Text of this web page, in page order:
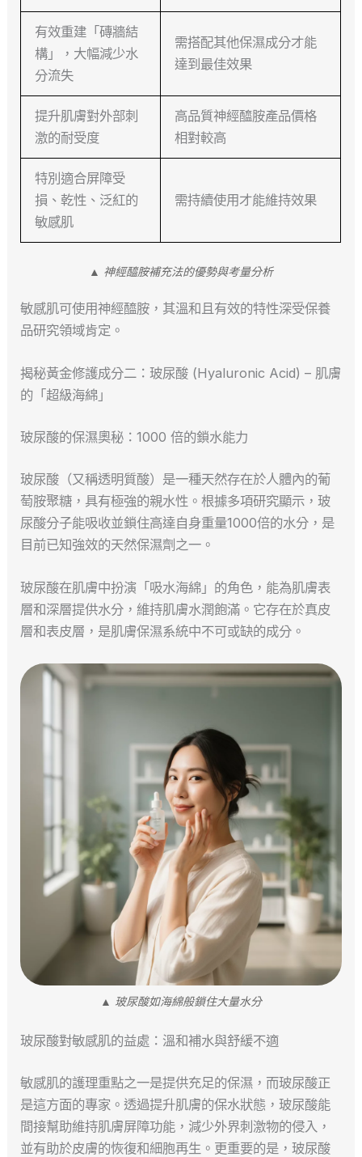
有效重建「磚牆結
構」，大幅減少水
分流失
需搭配其他保濕成分才能
達到最佳效果
提升肌膚對外部刺
激的耐受度
高品質神經醯胺產品價格
相對較高
特別適合屏障受
損、乾性、泛紅的
敏感肌
需持續使用才能維持效果
▲ 神經醯胺補充法的優勢與考量分析
敏感肌可使用神經醯胺，其溫和且有效的特性深受保養
品研究領域肯定。
揭秘黃金修護成分二：玻尿酸 (Hyaluronic Acid) – 肌膚
的「超級海綿」
玻尿酸的保濕奧秘：1000 倍的鎖水能力
玻尿酸（又稱透明質酸）是一種天然存在於人體內的葡
萄胺聚糖，具有極強的親水性。根據多項研究顯示，玻
尿酸分子能吸收並鎖住高達自身重量1000倍的水分，是
目前已知強效的天然保濕劑之一。
玻尿酸在肌膚中扮演「吸水海綿」的角色，能為肌膚表
層和深層提供水分，維持肌膚水潤飽滿。它存在於真皮
層和表皮層，是肌膚保濕系統中不可或缺的成分。
▲ 玻尿酸如海綿般鎖住大量水分
玻尿酸對敏感肌的益處：溫和補水與舒緩不適
敏感肌的護理重點之一是提供充足的保濕，而玻尿酸正
是這方面的專家。透過提升肌膚的保水狀態，玻尿酸能
間接幫助維持肌膚屏障功能，減少外界刺激物的侵入，
並有助於皮膚的恢復和細胞再生。更重要的是，玻尿酸